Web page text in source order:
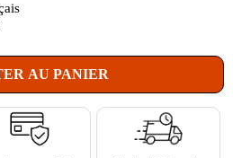
AU PANIER